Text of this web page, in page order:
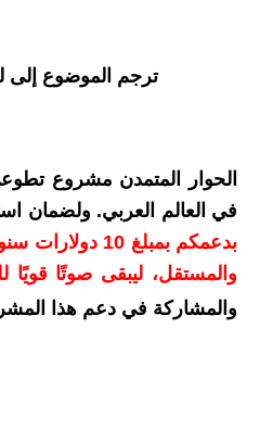
ترجم الموضوع إلى
الحوار المتمدن مشروع
في العالم العربي. ولضمان
بدعمكم بمبلغ
والمستقل، ليبقى صوتًا قويًا
والمشاركة في دعم هذا